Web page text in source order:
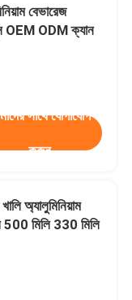
বেভারেজ
OEM ODM ক্যান
সাথে যোগাযোগ
করুন
অ্যালুমিনিয়াম
500 মিলি 330 মিলি